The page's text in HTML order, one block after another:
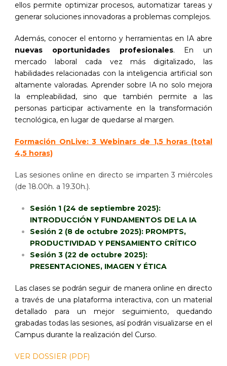
ellos permite optimizar procesos, automatizar tareas y
generar soluciones innovadoras a problemas complejos.
Además, conocer el entorno y herramientas en IA abre
nuevas oportunidades profesionales. En un
mercado laboral cada vez más digitalizado, las
habilidades relacionadas con la inteligencia artificial son
altamente valoradas. Aprender sobre IA no solo mejora
la empleabilidad, sino que también permite a las
personas participar activamente en la transformación
tecnológica, en lugar de quedarse al margen.
Formación OnLive: 3 Webinars de 1,5 horas (total
4,5 horas)
Las sesiones online en directo se imparten 3 miércoles
(de 18.00h. a 19.30h.).
Sesión 1 (24 de septiembre 2025):
INTRODUCCIÓN Y FUNDAMENTOS DE LA IA
Sesión 2 (8 de octubre 2025): PROMPTS,
PRODUCTIVIDAD Y PENSAMIENTO CRÍTICO
Sesión 3 (22 de octubre 2025):
PRESENTACIONES, IMAGEN Y ÉTICA
Las clases se podrán seguir de manera online en directo
a través de una plataforma interactiva, con un material
detallado para un mejor seguimiento, quedando
grabadas todas las sesiones, así podrán visualizarse en el
Campus durante la realización del Curso.
VER DOSSIER (PDF)